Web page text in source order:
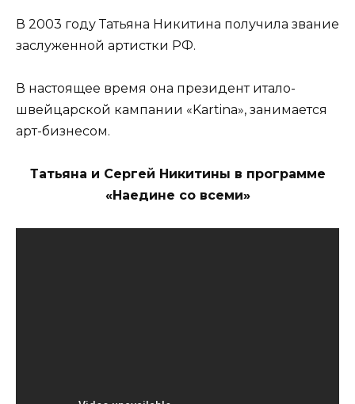
В 2003 году Татьяна Никитина получила звание
заслуженной артистки РФ.
В настоящее время она президент итало-
швейцарской кампании «Kartina», занимается
арт-бизнесом.
Татьяна и Сергей Никитины в программе
«Наедине со всеми»